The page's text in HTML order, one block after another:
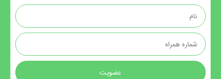
عضویت